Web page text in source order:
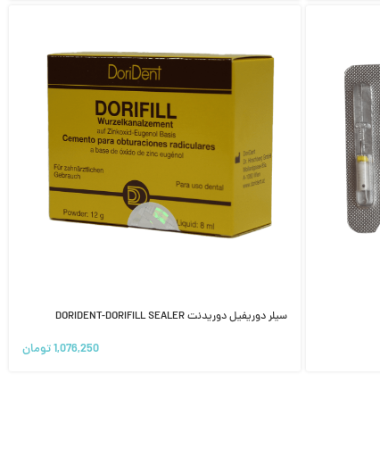
سیلر دوریفیل دوریدنت DORIDENT-DORIFILL SEALER
1,076,250تومان